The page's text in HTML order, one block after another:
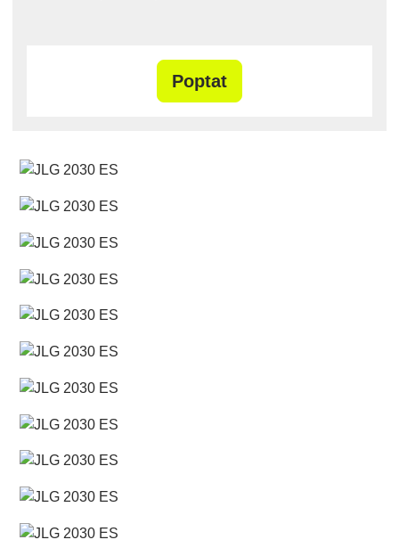
Poptat